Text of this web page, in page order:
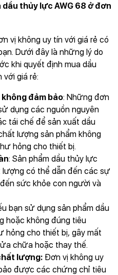
dầu thủy lực AWG 68 ở đơn
vị không uy tín với giá rẻ có
Dưới đây là những lý do
khi quyết định mua dầu
giá rẻ:
đảm bảo: Những đơn
dụng các nguồn nguyên
tái chế để sản xuất dầu
lượng sản phẩm không
hỏng cho thiết bị.
: Sản phẩm dầu thủy lực
lượng có thể dẫn đến các sự
sức khỏe con người và
bạn sử dụng sản phẩm dầu
hoặc không đúng tiêu
hỏng cho thiết bị, gây mất
chữa hoặc thay thế.
lượng: Đơn vị không uy
được các chứng chỉ tiêu